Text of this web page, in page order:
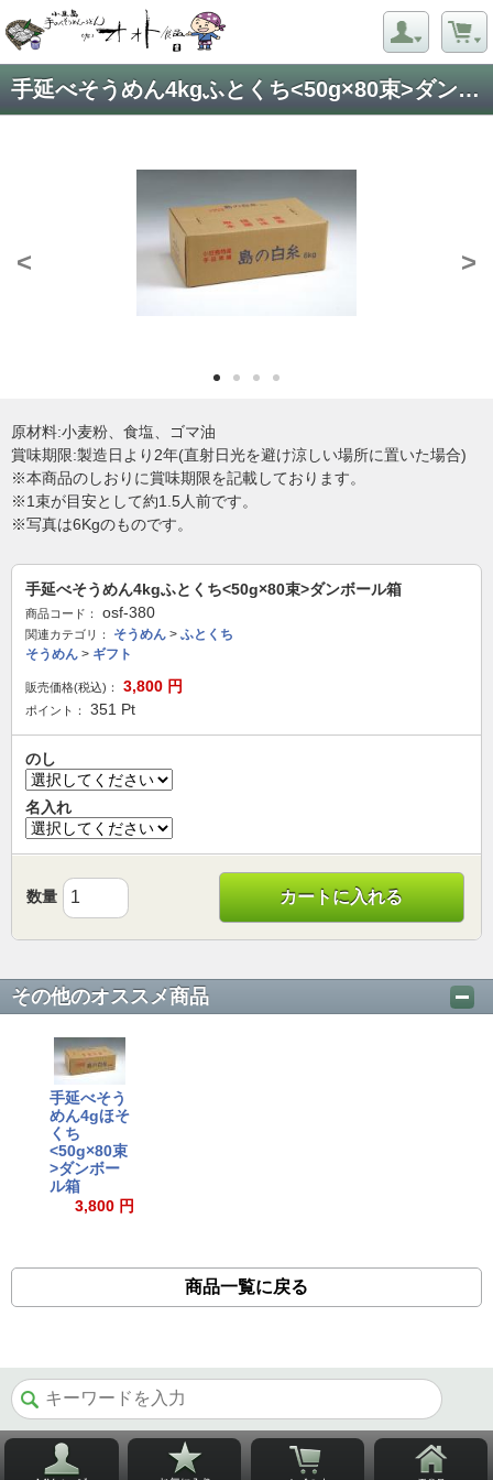
手延べそうめん4kgふとくち<50g×80束>ダンボール箱
< >
原材料:小麦粉、食塩、ゴマ油
賞味期限:製造日より2年(直射日光を避け涼しい場所に置いた場合)
※本商品のしおりに賞味期限を記載しております。
※1束が目安として約1.5人前です。
※写真は6Kgのものです。
手延べそうめん4kgふとくち<50g×80束>ダンボール箱
商品コード： osf-380
関連カテゴリ： そうめん > ふとくち
そうめん > ギフト
販売価格(税込)： 3,800 円
ポイント： 351 Pt
のし
名入れ
数量 カートに入れる
その他のオススメ商品
手延べそう
めん4gほそ
くち
<50g×80束
>ダンボー
ル箱
3,800 円
商品一覧に戻る